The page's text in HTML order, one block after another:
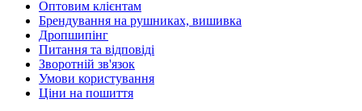
Оптовим клієнтам
Брендування на рушниках, вишивка
Дропшипінг
Питання та відповіді
Зворотній зв'язок
Умови користування
Ціни на пошиття